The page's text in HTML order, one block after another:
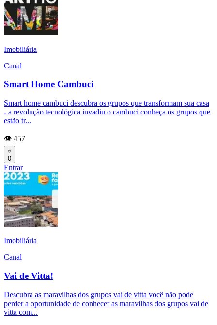
Imobiliária
Canal
Smart Home Cambuci
Smart home cambuci descubra os grupos que transformam sua casa
- a revolução tecnológica invadiu o cambuci conheça os grupos que
estão tr...
👁️ 457
0
Entrar
Imobiliária
Canal
Vai de Vitta!
Descubra as maravilhas dos grupos vai de vitta você não pode
perder a oportunidade de conhecer as maravilhas dos grupos vai de
vitta com...